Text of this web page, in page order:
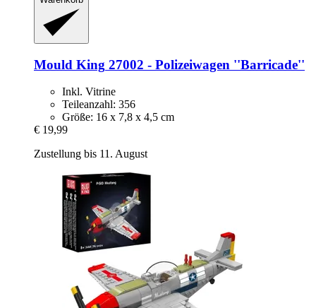
Mould King 27002 -​ Polizeiwagen ''Barricade''
Inkl. Vitrine
Teileanzahl: 356
Größe: 16 x 7,8 x 4,5 cm
€ 19,99
Zustellung bis 11. August